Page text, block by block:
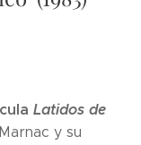
Latidos de
y su